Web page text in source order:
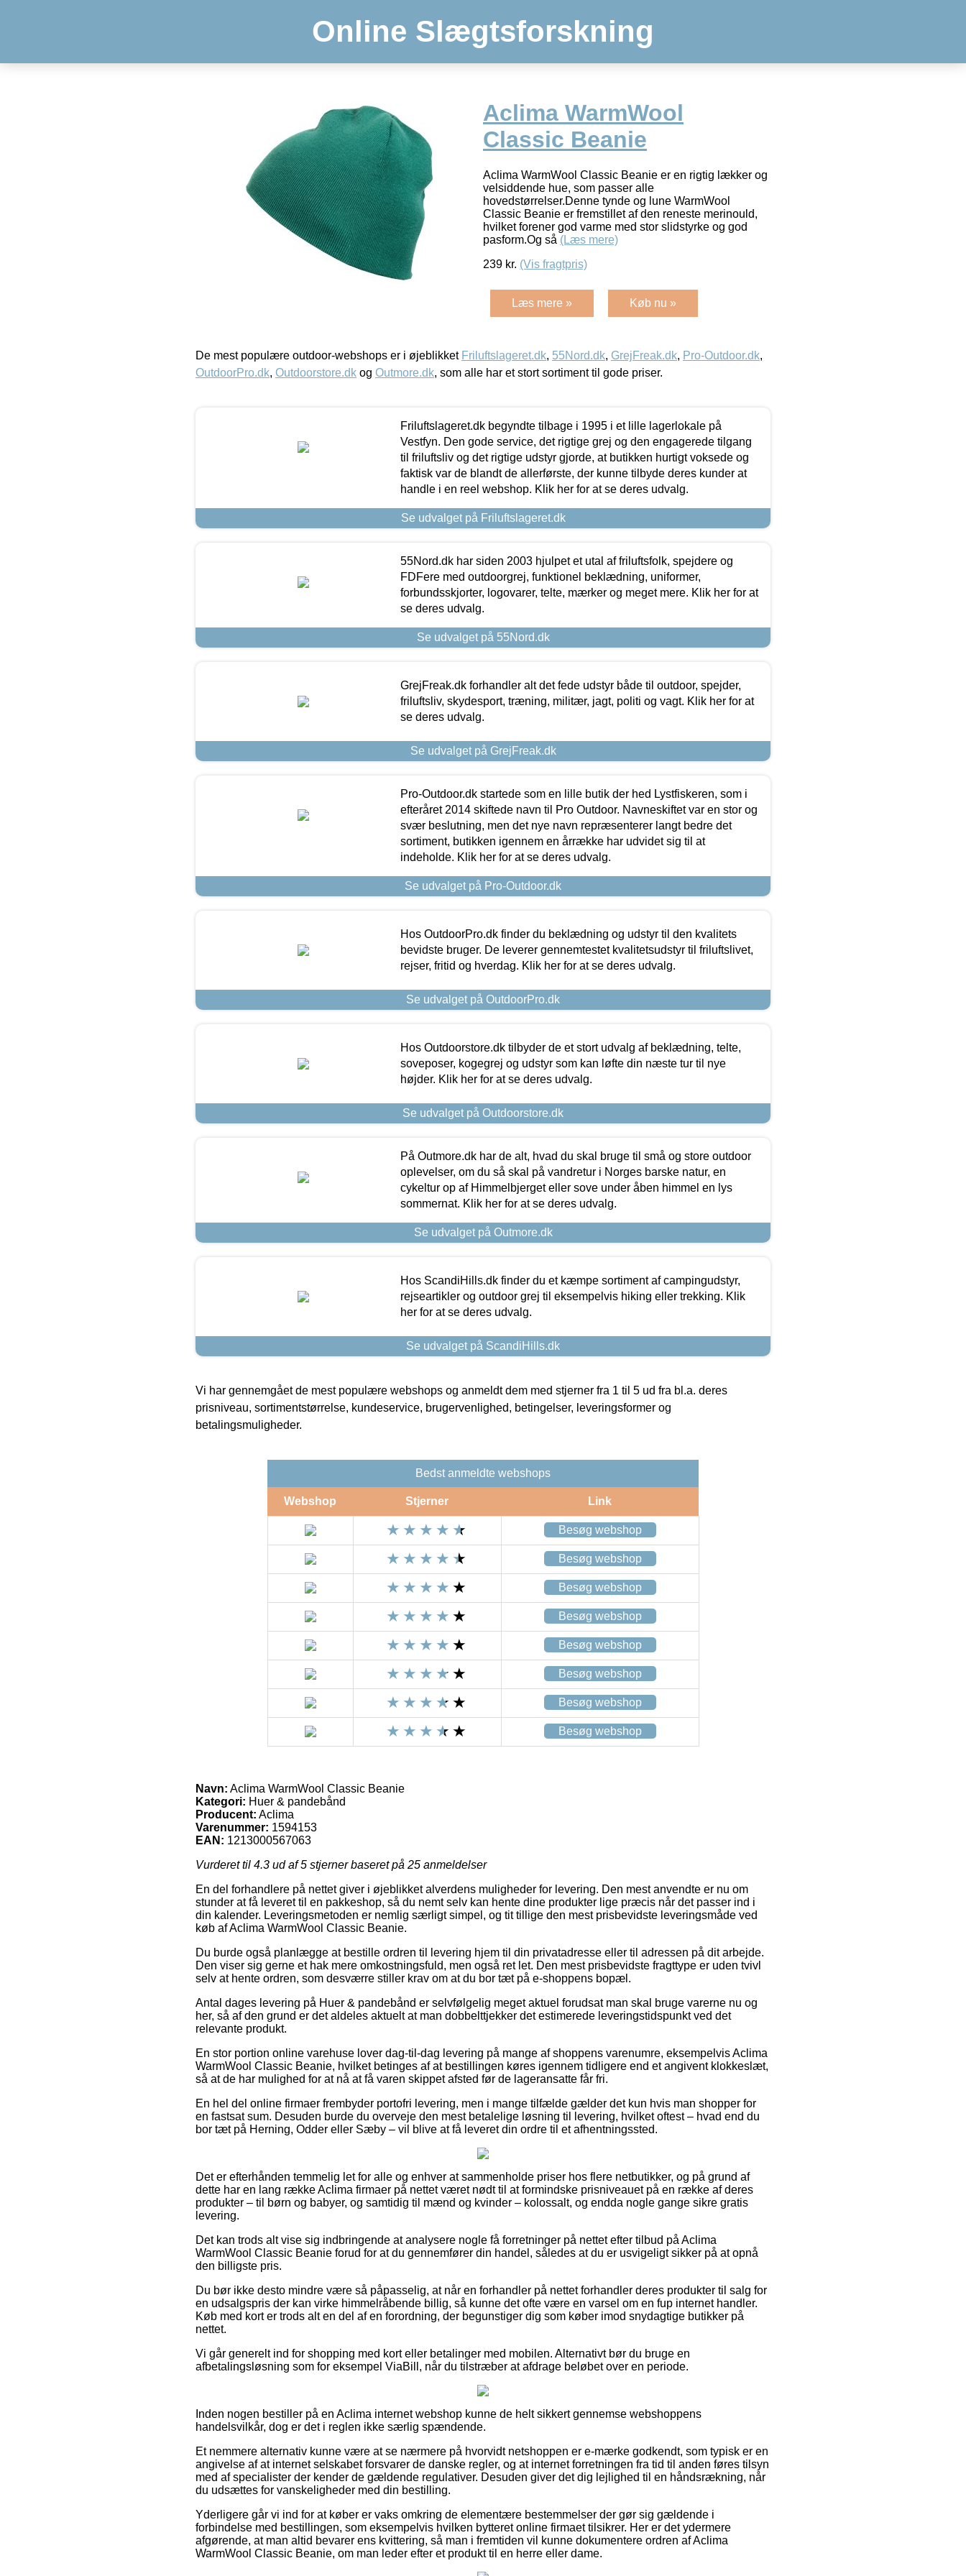
Online Slægtsforskning
Aclima WarmWool
Classic Beanie
Aclima WarmWool Classic Beanie er en rigtig lækker og
velsiddende hue, som passer alle
hovedstørrelser.Denne tynde og lune WarmWool
Classic Beanie er fremstillet af den reneste merinould,
hvilket forener god varme med stor slidstyrke og god
pasform.Og så (Læs mere)
239 kr. (Vis fragtpris)
Læs mere » Køb nu »
De mest populære outdoor-webshops er i øjeblikket Friluftslageret.dk, 55Nord.dk, GrejFreak.dk, Pro-Outdoor.dk,
OutdoorPro.dk, Outdoorstore.dk og Outmore.dk, som alle har et stort sortiment til gode priser.
Friluftslageret.dk begyndte tilbage i 1995 i et lille lagerlokale på
Vestfyn. Den gode service, det rigtige grej og den engagerede tilgang
til friluftsliv og det rigtige udstyr gjorde, at butikken hurtigt voksede og
faktisk var de blandt de allerførste, der kunne tilbyde deres kunder at
handle i en reel webshop. Klik her for at se deres udvalg.
Se udvalget på Friluftslageret.dk
55Nord.dk har siden 2003 hjulpet et utal af friluftsfolk, spejdere og
FDFere med outdoorgrej, funktionel beklædning, uniformer,
forbundsskjorter, logovarer, telte, mærker og meget mere. Klik her for at
se deres udvalg.
Se udvalget på 55Nord.dk
GrejFreak.dk forhandler alt det fede udstyr både til outdoor, spejder,
friluftsliv, skydesport, træning, militær, jagt, politi og vagt. Klik her for at
se deres udvalg.
Se udvalget på GrejFreak.dk
Pro-Outdoor.dk startede som en lille butik der hed Lystfiskeren, som i
efteråret 2014 skiftede navn til Pro Outdoor. Navneskiftet var en stor og
svær beslutning, men det nye navn repræsenterer langt bedre det
sortiment, butikken igennem en årrække har udvidet sig til at
indeholde. Klik her for at se deres udvalg.
Se udvalget på Pro-Outdoor.dk
Hos OutdoorPro.dk finder du beklædning og udstyr til den kvalitets
bevidste bruger. De leverer gennemtestet kvalitetsudstyr til friluftslivet,
rejser, fritid og hverdag. Klik her for at se deres udvalg.
Se udvalget på OutdoorPro.dk
Hos Outdoorstore.dk tilbyder de et stort udvalg af beklædning, telte,
soveposer, kogegrej og udstyr som kan løfte din næste tur til nye
højder. Klik her for at se deres udvalg.
Se udvalget på Outdoorstore.dk
På Outmore.dk har de alt, hvad du skal bruge til små og store outdoor
oplevelser, om du så skal på vandretur i Norges barske natur, en
cykeltur op af Himmelbjerget eller sove under åben himmel en lys
sommernat. Klik her for at se deres udvalg.
Se udvalget på Outmore.dk
Hos ScandiHills.dk finder du et kæmpe sortiment af campingudstyr,
rejseartikler og outdoor grej til eksempelvis hiking eller trekking. Klik
her for at se deres udvalg.
Se udvalget på ScandiHills.dk
Vi har gennemgået de mest populære webshops og anmeldt dem med stjerner fra 1 til 5 ud fra bl.a. deres
prisniveau, sortimentstørrelse, kundeservice, brugervenlighed, betingelser, leveringsformer og
betalingsmuligheder.
Bedst anmeldte webshops
Webshop Stjerner Link
Besøg webshop
Besøg webshop
Besøg webshop
Besøg webshop
Besøg webshop
Besøg webshop
Besøg webshop
Besøg webshop
Navn: Aclima WarmWool Classic Beanie
Kategori: Huer & pandebånd
Producent: Aclima
Varenummer: 1594153
EAN: 1213000567063
Vurderet til 4.3 ud af 5 stjerner baseret på 25 anmeldelser
En del forhandlere på nettet giver i øjeblikket alverdens muligheder for levering. Den mest anvendte er nu om
stunder at få leveret til en pakkeshop, så du nemt selv kan hente dine produkter lige præcis når det passer ind i
din kalender. Leveringsmetoden er nemlig særligt simpel, og tit tillige den mest prisbevidste leveringsmåde ved
køb af Aclima WarmWool Classic Beanie.
Du burde også planlægge at bestille ordren til levering hjem til din privatadresse eller til adressen på dit arbejde.
Den viser sig gerne et hak mere omkostningsfuld, men også ret let. Den mest prisbevidste fragttype er uden tvivl
selv at hente ordren, som desværre stiller krav om at du bor tæt på e-shoppens bopæl.
Antal dages levering på Huer & pandebånd er selvfølgelig meget aktuel forudsat man skal bruge varerne nu og
her, så af den grund er det aldeles aktuelt at man dobbelttjekker det estimerede leveringstidspunkt ved det
relevante produkt.
En stor portion online varehuse lover dag-til-dag levering på mange af shoppens varenumre, eksempelvis Aclima
WarmWool Classic Beanie, hvilket betinges af at bestillingen køres igennem tidligere end et angivent klokkeslæt,
så at de har mulighed for at nå at få varen skippet afsted før de lageransatte får fri.
En hel del online firmaer frembyder portofri levering, men i mange tilfælde gælder det kun hvis man shopper for
en fastsat sum. Desuden burde du overveje den mest betalelige løsning til levering, hvilket oftest – hvad end du
bor tæt på Herning, Odder eller Sæby – vil blive at få leveret din ordre til et afhentningssted.
Det er efterhånden temmelig let for alle og enhver at sammenholde priser hos flere netbutikker, og på grund af
dette har en lang række Aclima firmaer på nettet været nødt til at formindske prisniveauet på en række af deres
produkter – til børn og babyer, og samtidig til mænd og kvinder – kolossalt, og endda nogle gange sikre gratis
levering.
Det kan trods alt vise sig indbringende at analysere nogle få forretninger på nettet efter tilbud på Aclima
WarmWool Classic Beanie forud for at du gennemfører din handel, således at du er usvigeligt sikker på at opnå
den billigste pris.
Du bør ikke desto mindre være så påpasselig, at når en forhandler på nettet forhandler deres produkter til salg for
en udsalgspris der kan virke himmelråbende billig, så kunne det ofte være en varsel om en fup internet handler.
Køb med kort er trods alt en del af en forordning, der begunstiger dig som køber imod snydagtige butikker på
nettet.
Vi går generelt ind for shopping med kort eller betalinger med mobilen. Alternativt bør du bruge en
afbetalingsløsning som for eksempel ViaBill, når du tilstræber at afdrage beløbet over en periode.
Inden nogen bestiller på en Aclima internet webshop kunne de helt sikkert gennemse webshoppens
handelsvilkår, dog er det i reglen ikke særlig spændende.
Et nemmere alternativ kunne være at se nærmere på hvorvidt netshoppen er e-mærke godkendt, som typisk er en
angivelse af at internet selskabet forsvarer de danske regler, og at internet forretningen fra tid til anden føres tilsyn
med af specialister der kender de gældende regulativer. Desuden giver det dig lejlighed til en håndsrækning, når
du udsættes for vanskeligheder med din bestilling.
Yderligere går vi ind for at køber er vaks omkring de elementære bestemmelser der gør sig gældende i
forbindelse med bestillingen, som eksempelvis hvilken bytteret online firmaet tilsikrer. Her er det ydermere
afgørende, at man altid bevarer ens kvittering, så man i fremtiden vil kunne dokumentere ordren af Aclima
WarmWool Classic Beanie, om man leder efter et produkt til en herre eller dame.